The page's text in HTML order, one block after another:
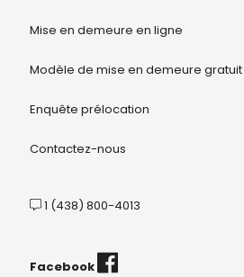
Mise en demeure en ligne
Modèle de mise en demeure gratuit
Enquête prélocation
Contactez-nous
1 (438) 800-4013
Facebook